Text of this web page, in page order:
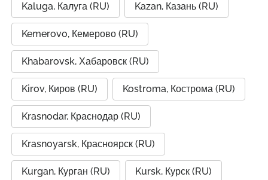
Kaluga, Калуга (RU) Kazan, Казань (RU)
Kemerovo, Кемерово (RU)
Khabarovsk, Хабаровск (RU)
Kirov, Киров (RU) Kostroma, Кострома (RU)
Krasnodar, Краснодар (RU)
Krasnoyarsk, Красноярск (RU)
Kurgan, Курган (RU) Kursk, Курск (RU)